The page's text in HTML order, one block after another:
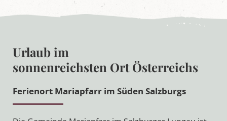
Urlaub im
sonnenreichsten Ort Österreichs
Ferienort Mariapfarr im Süden Salzburgs